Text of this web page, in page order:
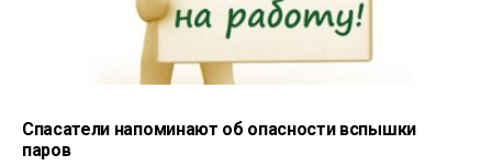
Спасатели напоминают об опасности вспышки
паров